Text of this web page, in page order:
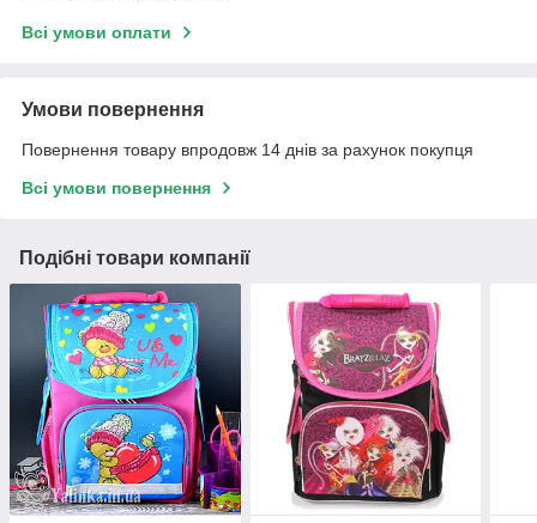
Всі умови оплати
Умови повернення
Повернення товару впродовж 14 днів за рахунок покупця
Всі умови повернення
Подібні товари компанії